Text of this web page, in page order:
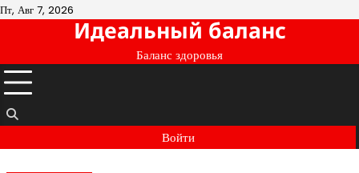
Перейти
Пт, Авг 7, 2026
Идеальный баланс
Баланс здоровья
Войти